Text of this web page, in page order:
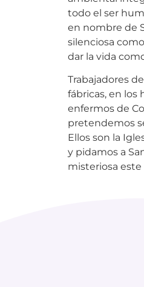
todo el ser
en nombre de
silenciosa
dar la vida
Trabajadores
fábricas, en los
enfermos de
pretendemos
Ellos son la
y pidamos a
misteriosa este